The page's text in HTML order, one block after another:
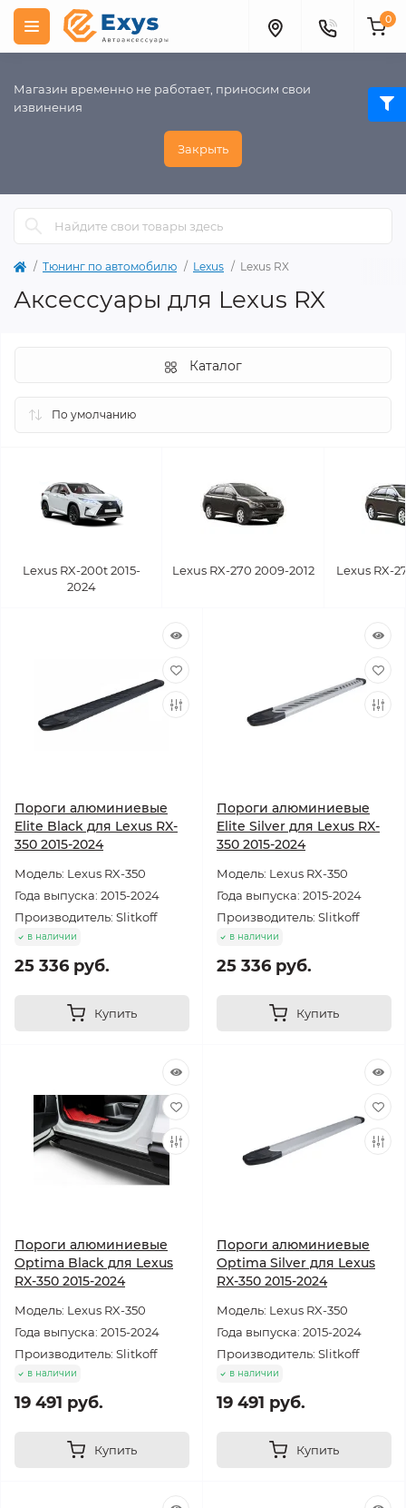
Магазин временно не работает, приносим свои
извинения
Закрыть
0
Тюнинг по автомобилю Lexus Lexus RX
Аксессуары для Lexus RX
Каталог
Lexus RX-200t 2015-
2024
Lexus RX-270 2009-2012 Lexus RX-
Пороги алюминиевые
Elite Black для Lexus RX-
350 2015-2024
Модель: Lexus RX-350
Года выпуска: 2015-2024
Производитель: Slitkoff
в наличии
25 336 руб.
Купить
Пороги алюминиевые
Elite Silver для Lexus RX-
350 2015-2024
Модель: Lexus RX-350
Года выпуска: 2015-2024
Производитель: Slitkoff
в наличии
25 336 руб.
Купить
Пороги алюминиевые
Optima Black для Lexus
RX-350 2015-2024
Модель: Lexus RX-350
Года выпуска: 2015-2024
Производитель: Slitkoff
в наличии
19 491 руб.
Купить
Пороги алюминиевые
Optima Silver для Lexus
RX-350 2015-2024
Модель: Lexus RX-350
Года выпуска: 2015-2024
Производитель: Slitkoff
в наличии
19 491 руб.
Купить